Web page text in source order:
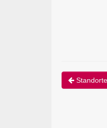
Standorte